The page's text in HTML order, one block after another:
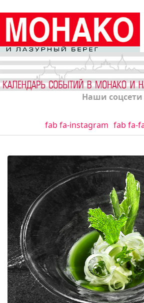
Наши соцсети
fab fa-instagram fab fa-